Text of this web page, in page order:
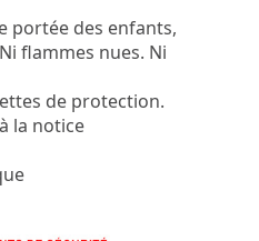
portée des enfants,
flammes nues. Ni
de protection.
la notice